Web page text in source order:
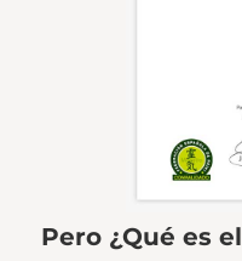
Pero ¿Qué es